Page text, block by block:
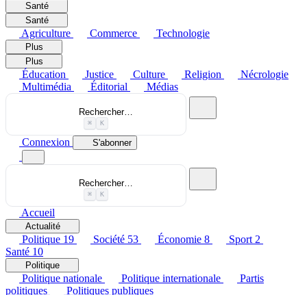
Santé
Santé
Agriculture Commerce Technologie
Plus
Plus
Éducation Justice Culture Religion
Nécrologie
Multimédia
Éditorial Médias
Rechercher…
⌘ K
Connexion S'abonner
Rechercher…
⌘ K
Accueil
Actualité
Politique 19 Société 53 Économie 8 Sport 2
Santé 10
Politique
Politique nationale Politique internationale
Partis
politiques
Politiques publiques